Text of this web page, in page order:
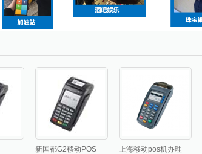
新国都G2移动POS
上海移动pos机办理